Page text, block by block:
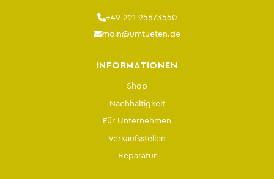
+49 221 95673550
moin@umtueten.de
INFORMATIONEN
Shop
Nachhaltigkeit
Für Unternehmen
Verkaufsstellen
Reparatur